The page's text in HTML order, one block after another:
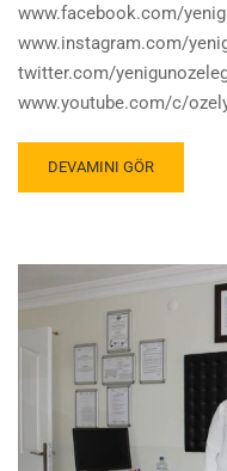
www.facebook.com/
www.instagram.com/
twitter.com/
www.youtube.com/c/
DEVAMINI GÖR